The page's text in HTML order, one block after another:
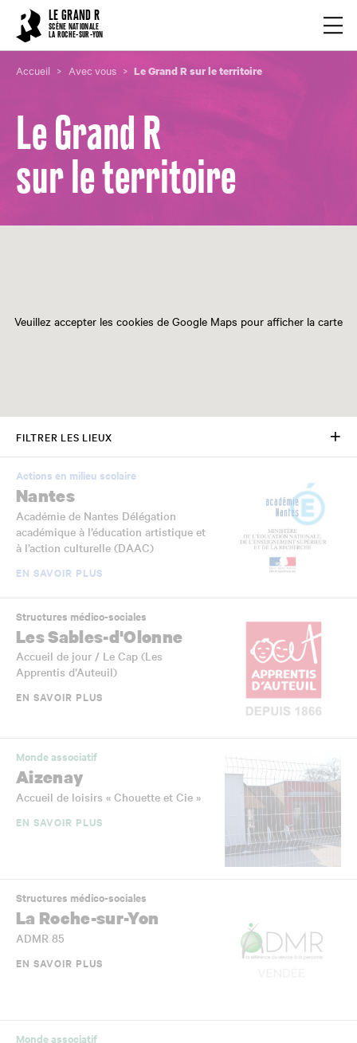
LE GRAND R
SCÈNE NATIONALE
LA ROCHE-SUR-YON
Accueil Avec vous Le Grand R sur le territoire
Le Grand R
sur le territoire
FILTRER LES LIEUX
Actions en milieu scolaire
Nantes
Académie de Nantes Délégation
académique à l’éducation artistique et
à l’action culturelle (DAAC)
EN SAVOIR PLUS
Structures médico-sociales
Les Sables-d'Olonne
Accueil de jour / Le Cap (Les
Apprentis d’Auteuil)
EN SAVOIR PLUS
Monde associatif
Aizenay
Accueil de loisirs « Chouette et Cie »
EN SAVOIR PLUS
Structures médico-sociales
La Roche-sur-Yon
ADMR 85
EN SAVOIR PLUS
Monde associatif
Cookies management panel